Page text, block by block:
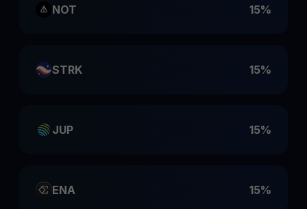
NOT 15%
STRK 15%
JUP 15%
ENA 15%